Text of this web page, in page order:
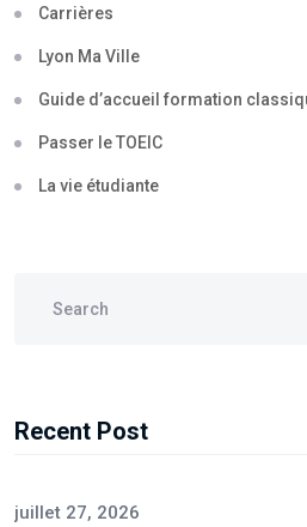
Carrières
Lyon Ma Ville
Guide d’accueil formation
Passer le TOEIC
La vie étudiante
Recent Post
juillet 27, 2026